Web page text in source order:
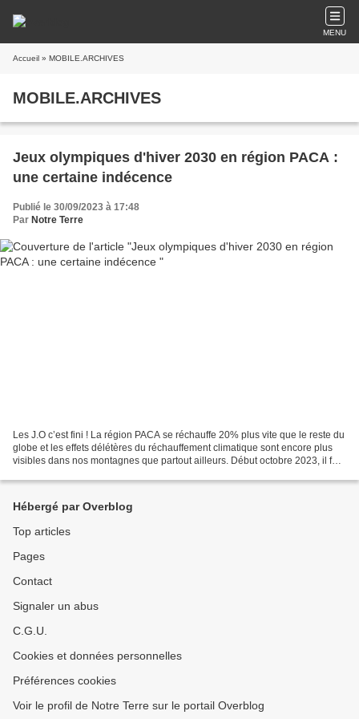
MENU
Accueil » MOBILE.ARCHIVES
MOBILE.ARCHIVES
Jeux olympiques d'hiver 2030 en région PACA :
une certaine indécence
Publié le 30/09/2023 à 17:48
Par Notre Terre
Les J.O c’est fini ! La région PACA se réchauffe 20% plus vite que le reste du
globe et les effets délétères du réchauffement climatique sont encore plus
visibles dans nos montagnes que partout ailleurs. Début octobre 2023, il fait
Hébergé par Overblog
Top articles
Pages
Contact
Signaler un abus
C.G.U.
Cookies et données personnelles
Préférences cookies
Voir le profil de Notre Terre sur le portail Overblog